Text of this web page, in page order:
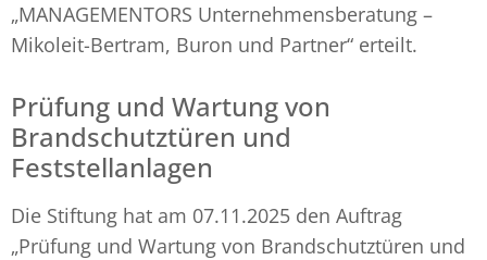
„MANAGEMENTORS Unternehmensberatung –
Mikoleit-Bertram, Buron und Partner“ erteilt.
Prüfung und Wartung von
Brandschutztüren und
Feststellanlagen
Die Stiftung hat am 07.11.2025 den Auftrag
„Prüfung und Wartung von Brandschutztüren und